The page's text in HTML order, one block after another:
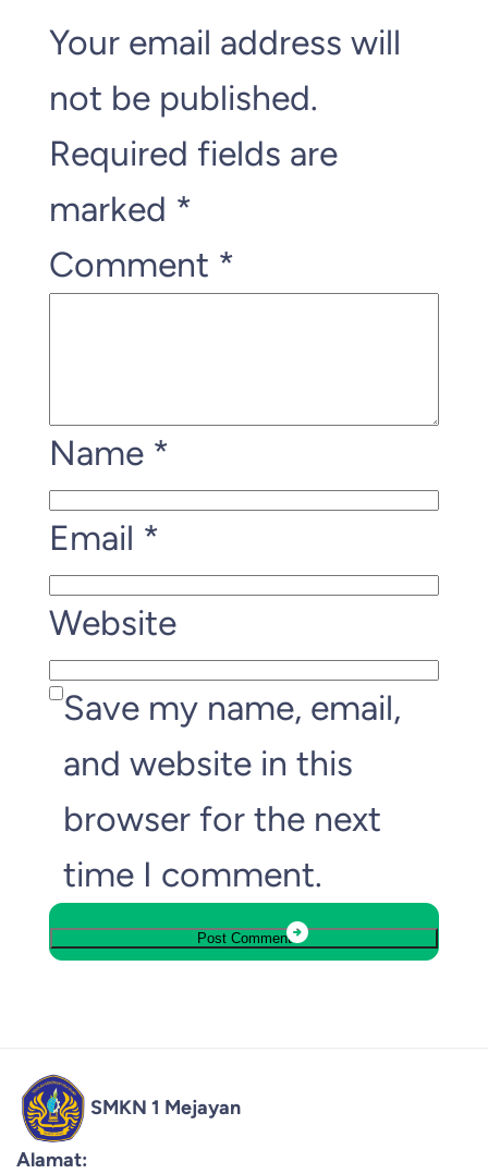
Your email address will
not be published.
Required fields are
marked *
Comment *
Name *
Email *
Website
Save my name, email,
and website in this
browser for the next
time I comment.
SMKN 1 Mejayan
Alamat: